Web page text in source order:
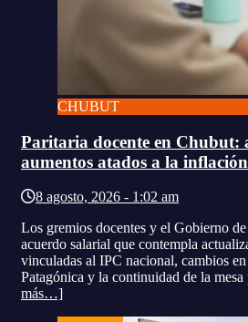
CHUBUT
Paritaria docente en Chubut:
aumentos atados a la
8 agosto, 2026 - 1:02 am
Los gremios docentes y el Gobierno
acuerdo salarial que contempla
vinculadas al IPC nacional, cambios
Patagónica y la continuidad de la
más…]